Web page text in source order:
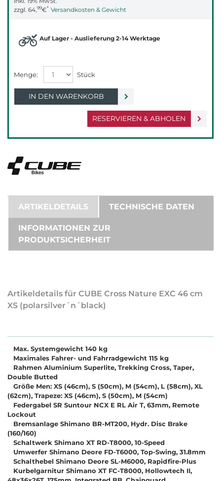
zzgl. 64,99€* Versandkosten & Gewicht
RESERVIEREN & ABHOLEN
Auf Lager - Auslieferung 2-14 Werktage
IN DEN WARENKORB
ARTIKELDETAILS TECHNISCHE DATEN
INFORMATIONEN ZUR
PRODUKTSICHERHEIT
Artikeldetails für CUBE Cross Nature EXC 46 cm
XS (polarsilver´n´black)
Max. Systemgewicht 140 kg
Maximales Fahrer- und Fahrradgewicht 115 kg
Rahmen Aluminium Superlite, Trekking Cross, Taper,
Double Butted
Größe Men: XS (46cm), S (50cm), M (54cm), L (58cm), XL
(62cm), Trapeze: XS (46cm), S (50cm), M (54cm)
Federgabel SR Suntour NCX E RL Air T, 63mm, Remote
Lockout
Bremsanlage Shimano BR-MT200, Hydr. Disc Brake
(160/160)
Schaltwerk Shimano XT RD-T8000, 10-Speed
Umwerfer Shimano Deore FD-T6000, Top-Swing, 31.8mm
Schalthebel Shimano Deore SL-M6000, Rapidfire-Plus
Kurbelgarnitur Shimano XT FC-T8000, Hollowtech II,